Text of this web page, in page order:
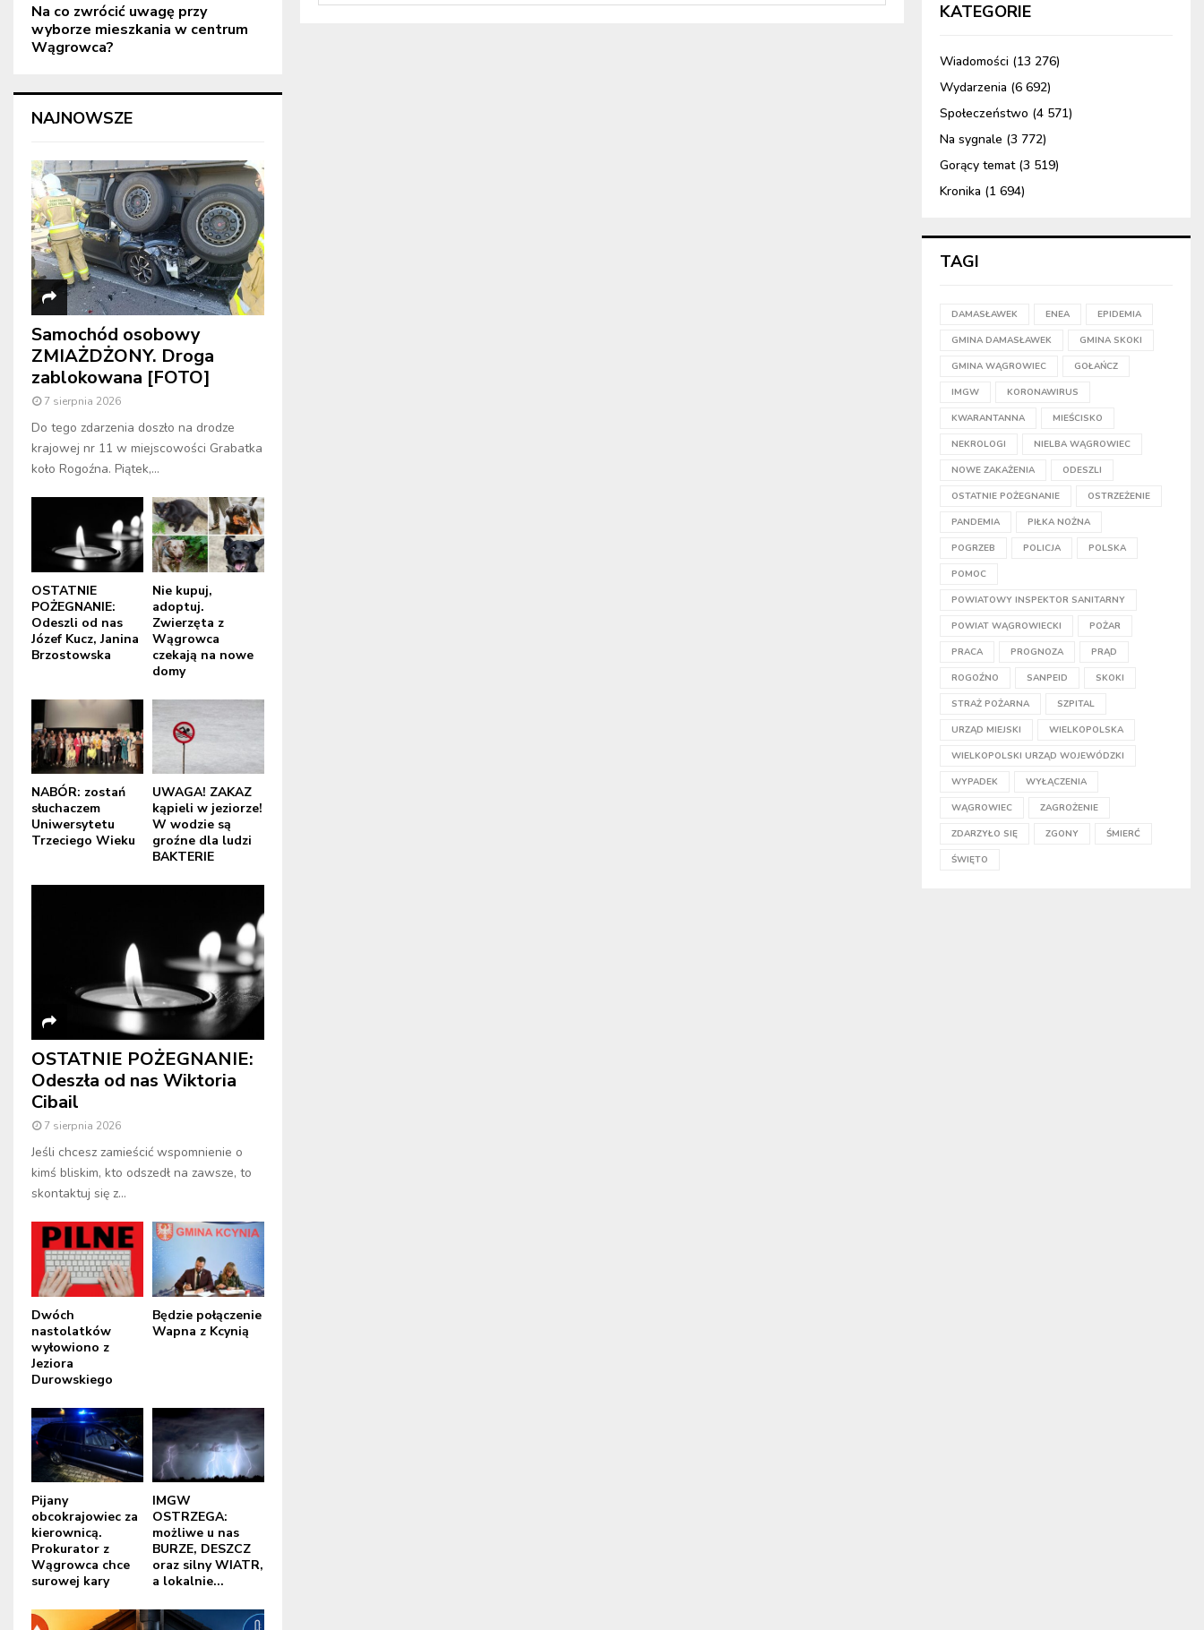
Na co zwrócić uwagę przy
wyborze mieszkania w centrum
Wągrowca?
NAJNOWSZE
Samochód osobowy
ZMIAŻDŻONY. Droga
zablokowana [FOTO]
7 sierpnia 2026
Do tego zdarzenia doszło na drodze
krajowej nr 11 w miejscowości Grabatka
koło Rogoźna. Piątek,...
OSTATNIE
POŻEGNANIE:
Odeszli od nas
Józef Kucz, Janina
Brzostowska
Nie kupuj,
adoptuj.
Zwierzęta z
Wągrowca
czekają na nowe
domy
NABÓR: zostań
słuchaczem
Uniwersytetu
Trzeciego Wieku
UWAGA! ZAKAZ
kąpieli w jeziorze!
W wodzie są
groźne dla ludzi
BAKTERIE
OSTATNIE POŻEGNANIE:
Odeszła od nas Wiktoria
Cibail
7 sierpnia 2026
Jeśli chcesz zamieścić wspomnienie o
kimś bliskim, kto odszedł na zawsze, to
skontaktuj się z...
Dwóch
nastolatków
wyłowiono z
Jeziora
Durowskiego
Będzie połączenie
Wapna z Kcynią
Pijany
obcokrajowiec za
kierownicą.
Prokurator z
Wągrowca chce
surowej kary
IMGW
OSTRZEGA:
możliwe u nas
BURZE, DESZCZ
oraz silny WIATR,
a lokalnie...
KATEGORIE
Wiadomości (13 276)
Wydarzenia (6 692)
Społeczeństwo (4 571)
Na sygnale (3 772)
Gorący temat(3 519)
Kronika (1 694)
TAGI
DAMASŁAWEK ENEA EPIDEMIA
GMINA DAMASŁAWEK GMINA SKOKI
GMINA WĄGROWIEC GOŁAŃCZ
IMGW KORONAWIRUS
KWARANTANNA MIEŚCISKO
NEKROLOGI NIELBA WĄGROWIEC
NOWE ZAKAŻENIA ODESZLI
OSTATNIE POŻEGNANIE OSTRZEŻENIE
PANDEMIA PIŁKA NOŻNA
POGRZEB POLICJA POLSKA
POMOC
POWIATOWY INSPEKTOR SANITARNY
POWIAT WĄGROWIECKI POŻAR
PRACA PROGNOZA PRĄD
ROGOŹNO SANPEID SKOKI
STRAŻ POŻARNA SZPITAL
URZĄD MIEJSKI WIELKOPOLSKA
WIELKOPOLSKI URZĄD WOJEWÓDZKI
WYPADEK WYŁĄCZENIA
WĄGROWIEC ZAGROŻENIE
ZDARZYŁO SIĘ ZGONY ŚMIERĆ
ŚWIĘTO